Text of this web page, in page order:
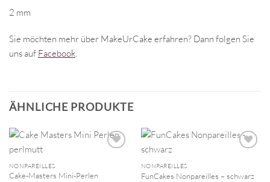
2 mm
Sie möchten mehr über MakeUrCake erfahren? Dann folgen Sie
uns auf Facebook
ÄHNLICHE PRODUKTE
NONPAREILLES
Cake-Masters Mini-Perlen
NONPAREILLES
FunCakes Nonpareilles – schwarz